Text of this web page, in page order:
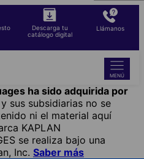
Descarga tu
catálogo digital
Llámanos
MENÚ
ha sido adquirida por
sus subsidiarias no se
ni el material aquí
KAPLAN
se realiza bajo una
Inc. Saber más